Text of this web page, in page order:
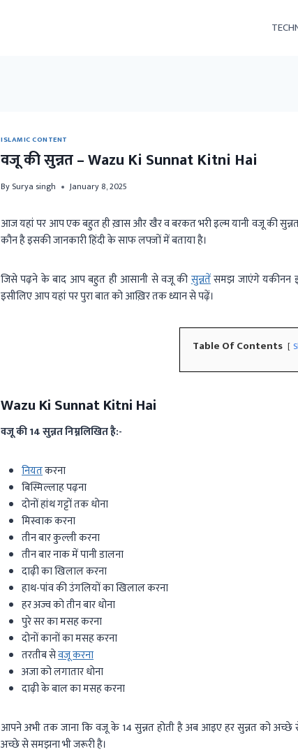
ISLAMIC CONTENT
वजू की सुन्नत – Wazu Ki Sunnat Kitni Hai
By Surya singh January 8, 2025
आज यहां पर आप एक बहुत ही ख़ास और खैर व बरकत भरी इल्म यानी वजू की
कौन है इसकी जानकारी हिंदी के साफ लफ्जों में बताया है।
जिसे पढ़ने के बाद आप बहुत ही आसानी से वजू कीसुन्नतेंसमझ जाएंगे यकीनन
इसीलिए आप यहां पर पुरा बात को आख़िर तक ध्यान से पढ़ें।
Table Of Contents
Wazu Ki Sunnat Kitni Hai
वजू की 14 सुन्नत निम्नलिखित है:-
नियतकरना
बिस्मिल्लाह पढ़ना
दोनों हांथ गट्टों तक धोना
मिस्वाक करना
तीन बार कुल्ली करना
तीन बार नाक में पानी डालना
दाढ़ी का खिलाल करना
हाथ-पांव की उंगलियों का खिलाल करना
हर अज्व को तीन बार धोना
पुरे सर का मसह करना
दोनों कानों का मसह करना
तरतीब सेवजू करना
अजा को लगातार धोना
दाढ़ी के बाल का मसह करना
आपने अभी तक जाना कि वजू के 14 सुन्नत होती है अब आइए हर सुन्नत को अच्छे से
अच्छे से समझना भी जरूरी है।